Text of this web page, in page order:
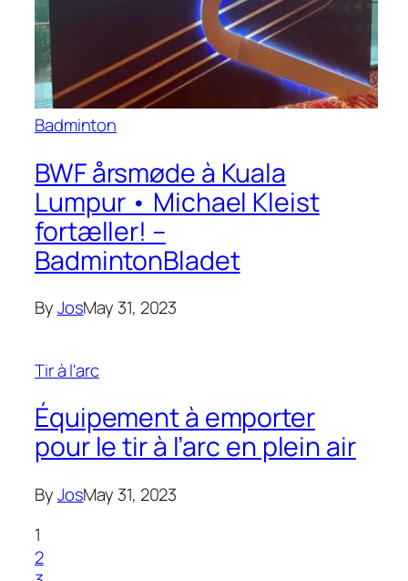
Badminton
BWF årsmøde à Kuala
Lumpur • Michael Kleist
fortæller! –
BadmintonBladet
ByJosMay 31, 2023
Tir à l'arc
Équipement à emporter
pour le tir à l’arc en plein air
ByJosMay 31, 2023
1
2